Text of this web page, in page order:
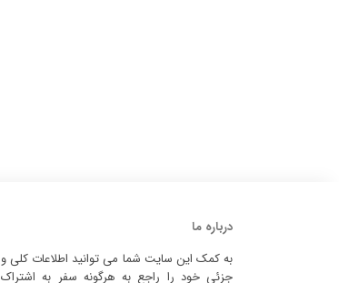
درباره ما
به کمک این سایت شما می توانید اطلاعات کلی و
جزئی خود را راجع به هرگونه سفر به اشتراک